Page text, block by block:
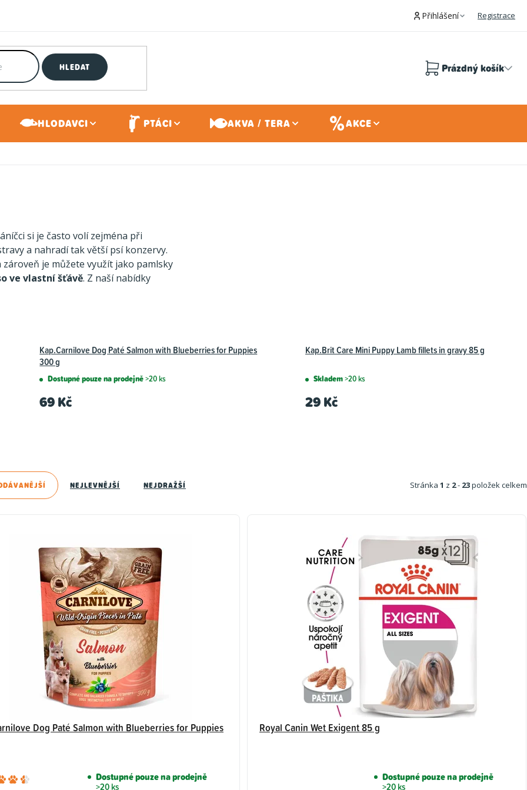
Přihlášení Registrace
HLEDAT Prázdný košík
HLODAVCI PTÁCI AKVA / TERA AKCE
si je často volí zejména při
a nahradí tak větší psí konzervy.
je můžete využít jako pamlsky
ve vlastní šťávě. Z naší nabídky
Kap.Carnilove Dog Paté Salmon with Blueberries for Puppies
300 g
Dostupné pouze na prodejně>20 ks
69 Kč
Kap.Brit Care Mini Puppy Lamb fillets in gravy 85 g
Skladem>20 ks
29 Kč
Stránka 1 z 2- 23položek celkem
NEJLEVNĚJŠÍ NEJDRAŽŠÍ
Dog Paté Salmon with Blueberries for Puppies
Průměrné
Dostupné pouze na prodejně
>20 ks
Royal Canin Wet Exigent 85 g
Dostupné pouze na prodejně
>20 ks